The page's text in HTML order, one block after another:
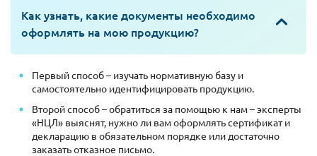
Как узнать, какие документы необходимо
оформлять на мою продукцию?
Первый способ – изучать нормативную базу и
самостоятельно идентифицировать продукцию.
Второй способ – обратиться за помощью к нам – эксперты
«НЦЛ» выяснят, нужно ли вам оформлять сертификат и
декларацию в обязательном порядке или достаточно
заказать отказное письмо.